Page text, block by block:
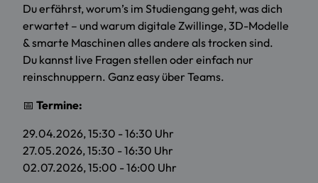
Du erfährst, worum’s im Studiengang geht, was dich
erwartet – und warum digitale Zwillinge, 3D-Modelle
& smarte Maschinen alles andere als trocken sind.
Du kannst live Fragen stellen oder einfach nur
reinschnuppern. Ganz easy über Teams.
📅 Termine:
29.04.2026, 15:30 - 16:30 Uhr
27.05.2026, 15:30 - 16:30 Uhr
02.07.2026, 15:00 - 16:00 Uhr